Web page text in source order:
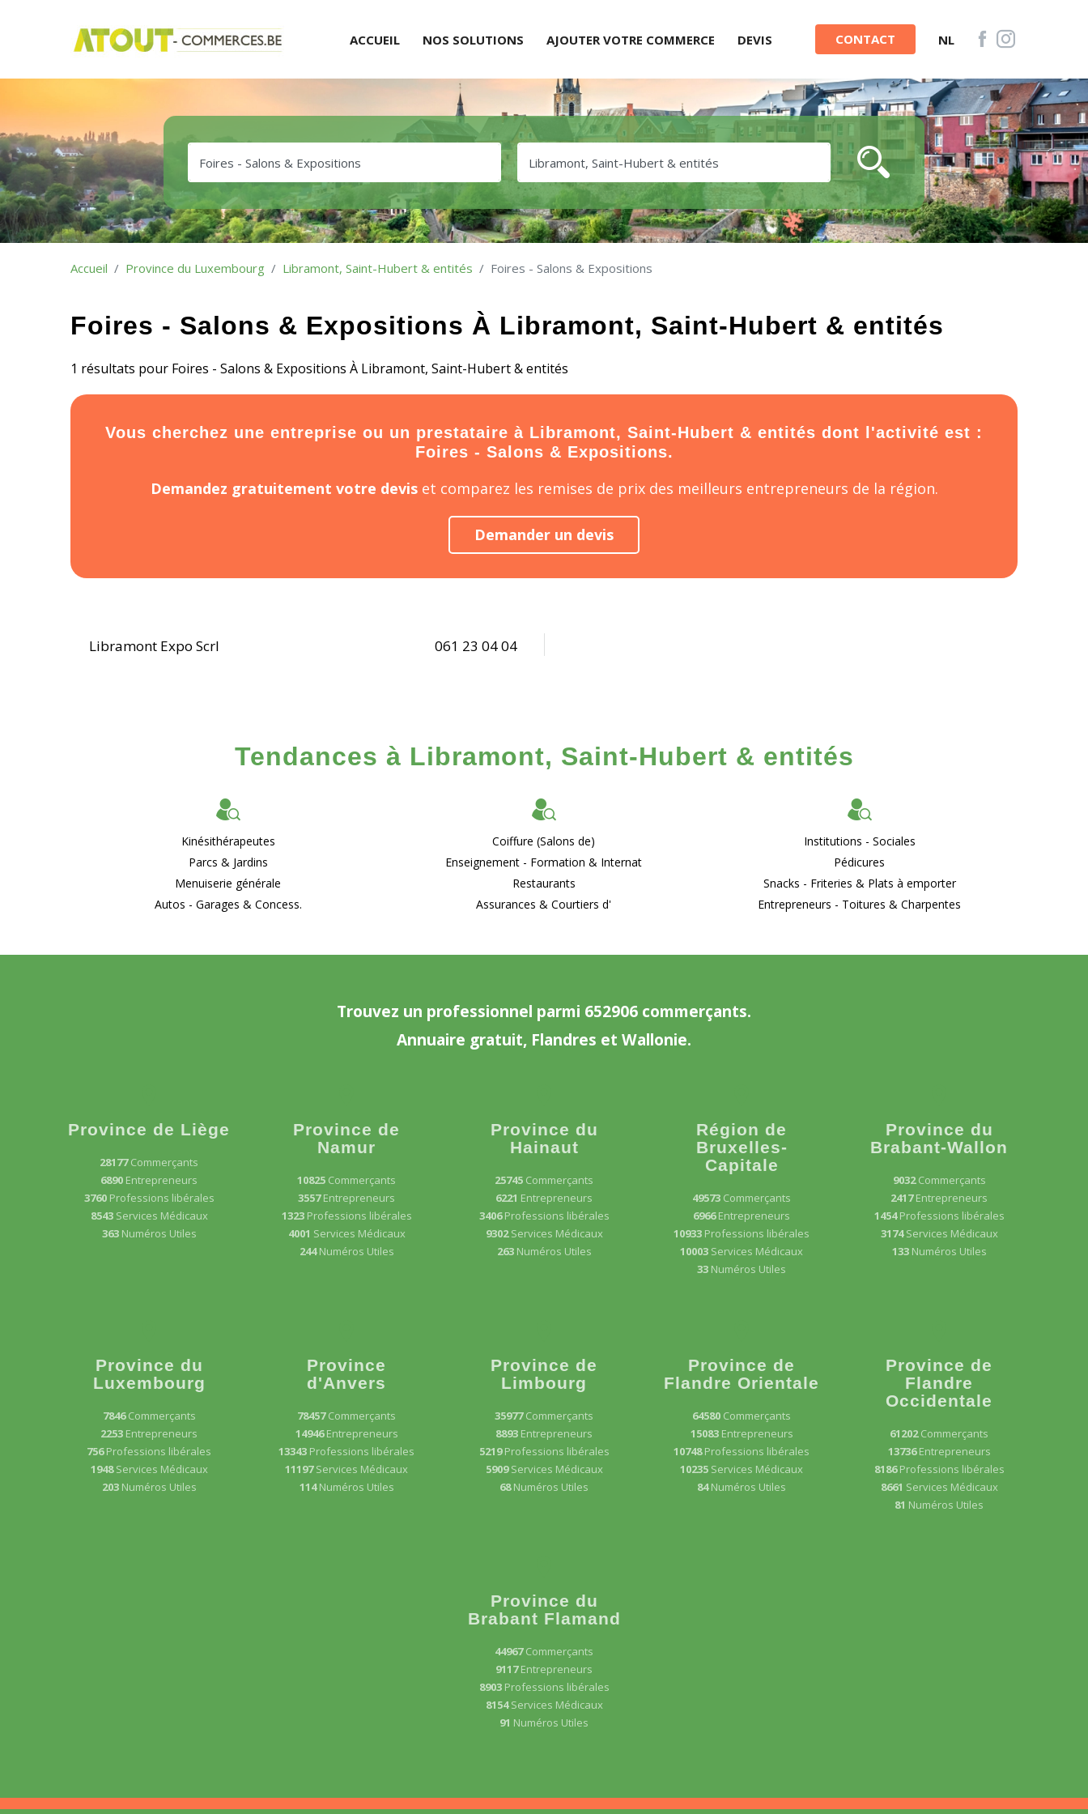
ACCUEIL NOS SOLUTIONS AJOUTER VOTRE COMMERCE DEVIS CONTACT NL
Accueil Province du Luxembourg Libramont, Saint-Hubert & entités Foires - Salons & Expositions
Foires - Salons & Expositions À Libramont, Saint-Hubert & entités
1 résultats pour Foires - Salons & Expositions À Libramont, Saint-Hubert & entités
Vous cherchez une entreprise ou un prestataire à Libramont, Saint-Hubert & entités dont l'activité est :
Foires - Salons & Expositions.
Demandez gratuitement votre deviset comparez les remises de prix des meilleurs entrepreneurs de la région.
Demander un devis
Libramont Expo Scrl 061 23 04 04
Tendances à Libramont, Saint-Hubert & entités
Kinésithérapeutes
Parcs & Jardins
Menuiserie générale
Autos - Garages & Concess.
Coiffure (Salons de)
Enseignement - Formation & Internat
Restaurants
Assurances & Courtiers d'
Institutions - Sociales
Pédicures
Snacks - Friteries & Plats à emporter
Entrepreneurs - Toitures & Charpentes
Trouvez un professionnel parmi 652906 commerçants.
Annuaire gratuit, Flandres et Wallonie.
Province de Liège
28177Commerçants
6890 Entrepreneurs
3760 Professions libérales
8543 Services Médicaux
363 Numéros Utiles
Province de
Namur
10825 Commerçants
3557Entrepreneurs
1323 Professions libérales
4001 Services Médicaux
244Numéros Utiles
Province du
Hainaut
25745 Commerçants
6221 Entrepreneurs
3406Professions libérales
9302Services Médicaux
263 Numéros Utiles
Région de
Bruxelles-
Capitale
49573 Commerçants
6966Entrepreneurs
10933 Professions libérales
10003 Services Médicaux
33 Numéros Utiles
Province du
Brabant-Wallon
9032Commerçants
2417Entrepreneurs
1454Professions libérales
3174Services Médicaux
133 Numéros Utiles
Province du
Luxembourg
7846Commerçants
2253 Entrepreneurs
756Professions libérales
1948Services Médicaux
203 Numéros Utiles
Province
d'Anvers
78457Commerçants
14946Entrepreneurs
13343 Professions libérales
11197Services Médicaux
114Numéros Utiles
Province de
Limbourg
35977Commerçants
8893 Entrepreneurs
5219Professions libérales
5909Services Médicaux
68Numéros Utiles
Province de
Flandre Orientale
64580 Commerçants
15083 Entrepreneurs
10748Professions libérales
10235 Services Médicaux
84Numéros Utiles
Province de
Flandre
Occidentale
61202Commerçants
13736Entrepreneurs
8186Professions libérales
8661 Services Médicaux
81 Numéros Utiles
Province du
Brabant Flamand
44967Commerçants
9117Entrepreneurs
8903 Professions libérales
8154Services Médicaux
91 Numéros Utiles